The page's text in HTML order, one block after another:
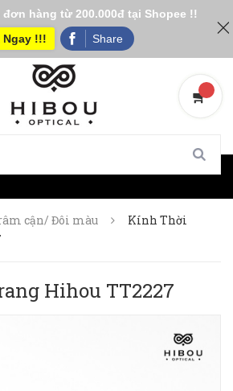
cận/ Đôi màu
Kính Thời
Hihou TT2227
hàng từ 200.000đ tại Shopee !!
Ngay !!!
Share